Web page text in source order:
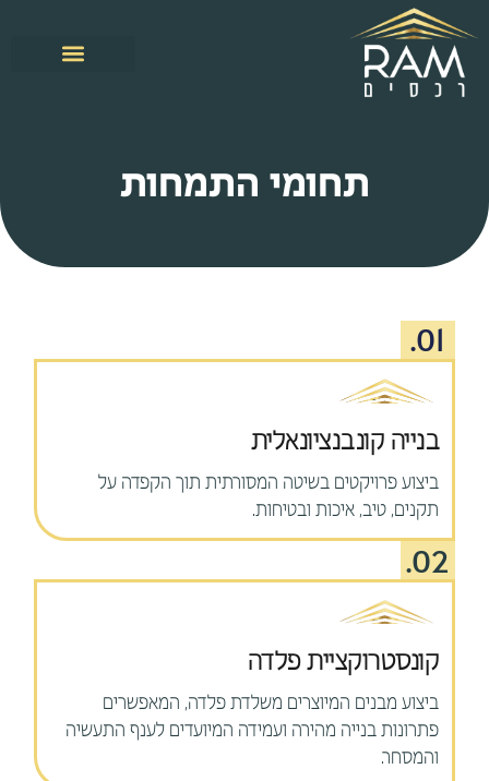
תחומי התמחות
01.
בנייה קונבנציונאלית
ביצוע פרויקטים בשיטה המסורתית תוך הקפדה על
תקנים, טיב, איכות ובטיחות.
02.
קונסטרוקציית פלדה
ביצוע מבנים המיוצרים משלדת פלדה, המאפשרים
פתרונות בנייה מהירה ועמידה המיועדים לענף התעשיה
והמסחר.